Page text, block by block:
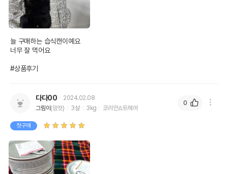
늘 구매하는 습식캔이예요
너무 잘 먹어요
#상품후기
다다00
2024.02.08
그림이(암컷) 3살 3kg 코리안쇼트헤어
첫구매
0